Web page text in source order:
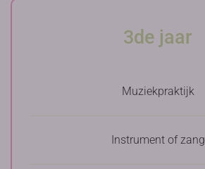
3de jaar
Muziekpraktijk
Instrument of zang